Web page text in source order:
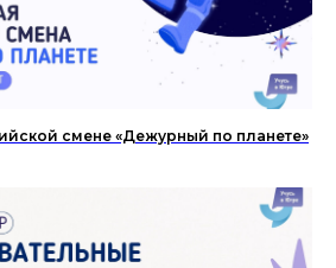
смене «Дежурный по планете»